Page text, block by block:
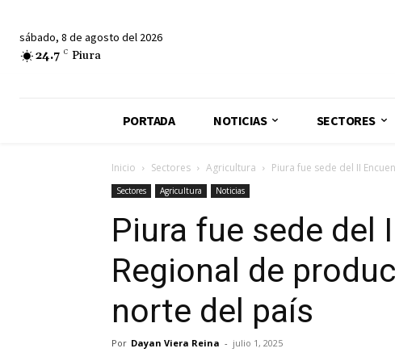
sábado, 8 de agosto del 2026
24.7 C Piura
PORTADA NOTICIAS SECTORES
Inicio Sectores Agricultura Piura fue sede del II
Sectores Agricultura Noticias
Piura fue sede del
Regional de
norte del país
Por Dayan Viera Reina - julio 1, 2025